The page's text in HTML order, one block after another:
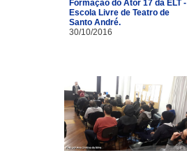
Formação do Ator 17 da ELT -
Escola Livre de Teatro de
Santo André.
30/10/2016